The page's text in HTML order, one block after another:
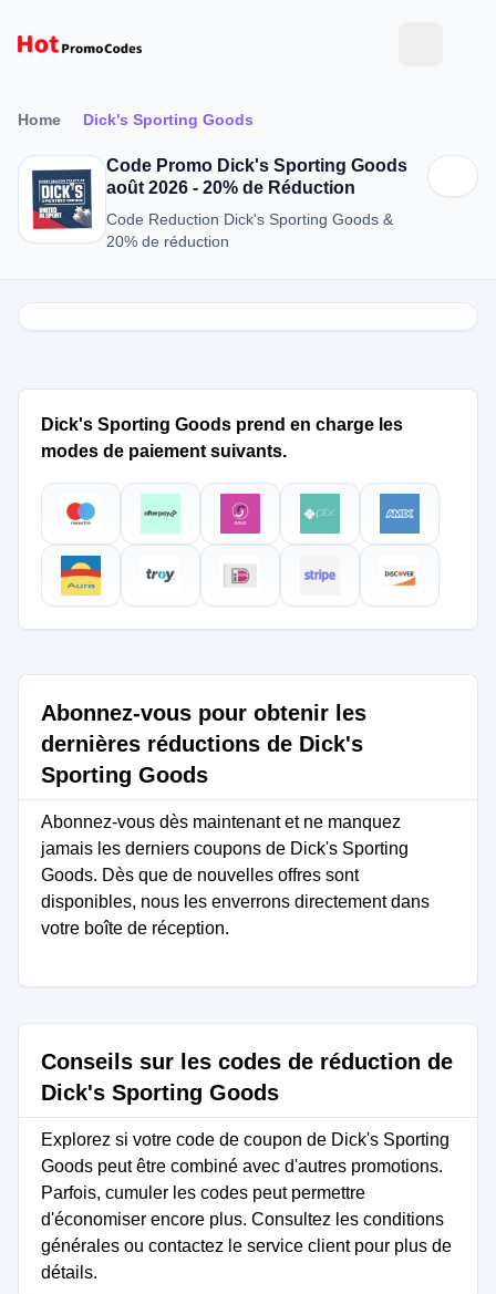
Home Dick's Sporting Goods
Code Promo Dick's Sporting Goods
août 2026 - 20% de Réduction
Code Reduction Dick's Sporting Goods &
20% de réduction
Dick's Sporting Goods prend en charge les
modes de paiement suivants.
Abonnez-vous pour obtenir les
dernières réductions de Dick's
Sporting Goods
Abonnez-vous dès maintenant et ne manquez
jamais les derniers coupons de Dick's Sporting
Goods. Dès que de nouvelles offres sont
disponibles, nous les enverrons directement dans
votre boîte de réception.
Conseils sur les codes de réduction de
Dick's Sporting Goods
Explorez si votre code de coupon de Dick's Sporting
Goods peut être combiné avec d'autres promotions.
Parfois, cumuler les codes peut permettre
d'économiser encore plus. Consultez les conditions
générales ou contactez le service client pour plus de
détails.